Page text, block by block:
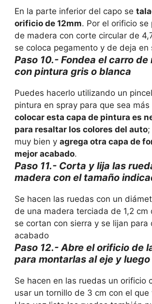
En la parte inferior del capo se
orificio de 12mm. Por el orificio se
de madera con corte circular de
se coloca pegamento y de deja en
Paso 10.- Fondea el carro de
con pintura gris o blanca
Puedes hacerlo utilizando un
pintura en spray para que sea más
colocar esta capa de pintura es
para resaltar los colores del auto
muy bien y agrega otra capa de
mejor acabado.
Paso 11.- Corta y lija las
madera con el tamaño
Se hacen las ruedas con un
de una madera terciada de 1,2 cm
se cortan con sierra y se lijan para
acabado
Paso 12.- Abre el orificio de
para montarlas al eje y
Se hacen en las ruedas un orificio
usar un tornillo de 3 cm con el que